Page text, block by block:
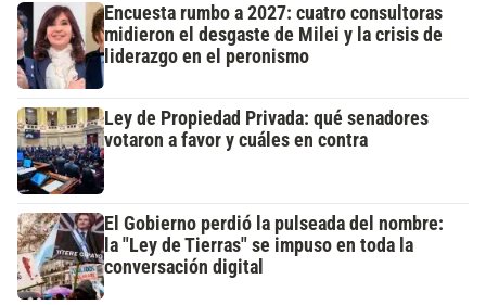
Encuesta rumbo a 2027: cuatro consultoras
midieron el desgaste de Milei y la crisis de
liderazgo en el peronismo
Ley de Propiedad Privada: qué senadores
votaron a favor y cuáles en contra
El Gobierno perdió la pulseada del nombre:
la "Ley de Tierras" se impuso en toda la
conversación digital